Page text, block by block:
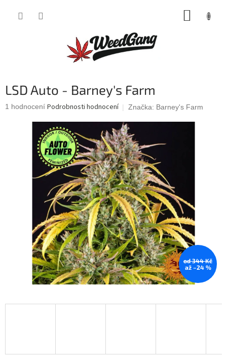
LSD Auto - Barney's Farm
Průměrné
1 hodnocení Podrobnosti hodnocení Značka: Barney's Farm
od 344 Kč
až –24 %